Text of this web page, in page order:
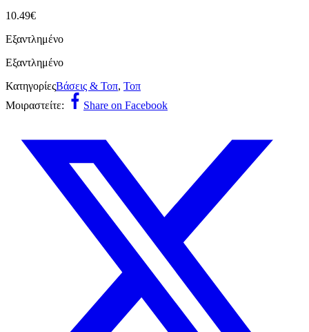
10.49€
Εξαντλημένο
Εξαντλημένο
ΚατηγορίεςΒάσεις & Τοπ, Τοπ
Μοιραστείτε:
Share on Facebook